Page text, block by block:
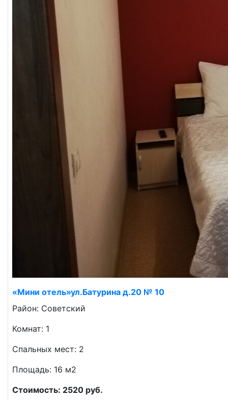
«Мини отель»ул.Батурина д.20 № 10
Район: Советский
Комнат: 1
Спальных мест: 2
Площадь: 16 м2
Стоимость: 2520 руб.